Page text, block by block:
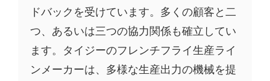
ドバックを受けています。多くの顧客と二
つ、あるいは三つの協力関係も確立してい
ます。タイジーのフレンチフライ生産ライ
ンメーカーは、多様な生産出力の機械を提